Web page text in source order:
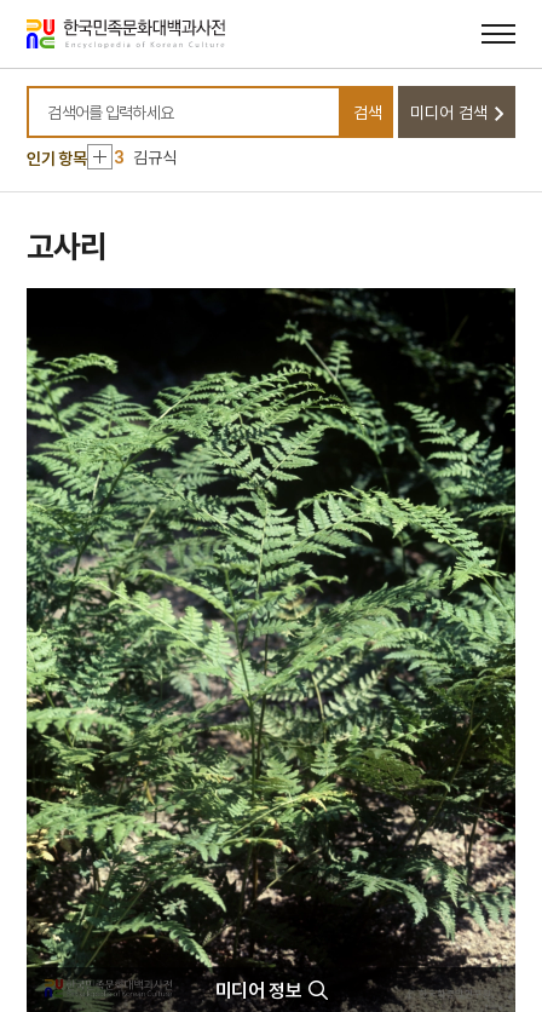
바로가기
바로가기
검색어를 입력하세요
검색 미디어 검색
인기 항목
10 이암
1 하양향교
2 한용운
3 김규식
4 연행사
9
싸리나무
10 이암
1 하양향교
2 한용운
3 김규식
4 연행사
5 한국광복군
6 한국독립당
7 금성대군
8 세종
9 싸리나무
10 이암
고사리
미디어 정보